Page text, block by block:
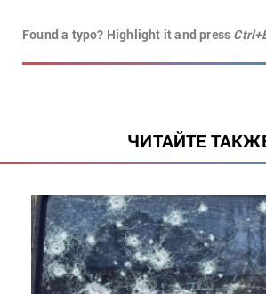
Found a typo? Highlight it and press
ЧИТАЙТЕ